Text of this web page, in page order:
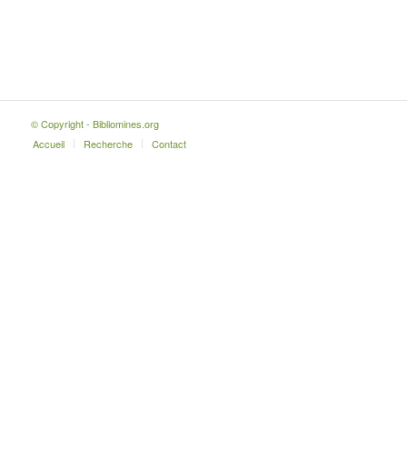
© Copyright - Bibliomines.org
Accueil
Recherche Contact